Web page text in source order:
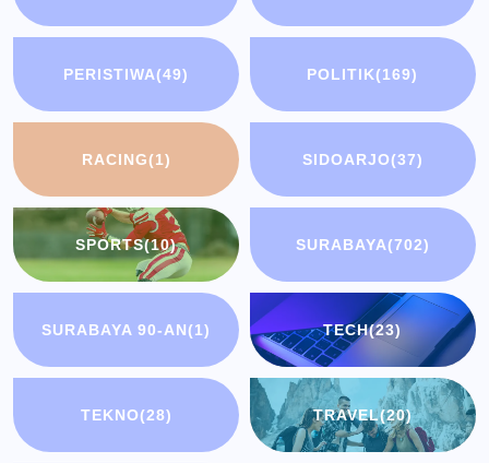
PERISTIWA(49) POLITIK(169)
RACING(1) SIDOARJO(37)
SPORTS(10) SURABAYA(702)
SURABAYA 90-AN(1) TECH(23)
TEKNO(28) TRAVEL(20)